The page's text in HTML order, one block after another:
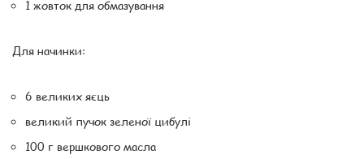
1 жовток для обмазування
Для начинки:
6 великих яєць
великий пучок зеленої цибулі
100 г вершкового масла